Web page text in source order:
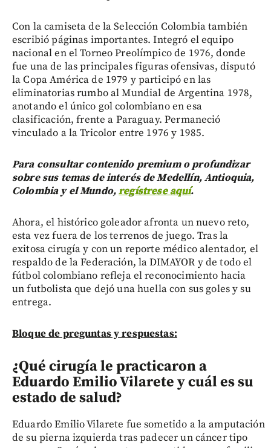
Con la camiseta de la Selección Colombia también
escribió páginas importantes. Integró el equipo
nacional en el Torneo Preolímpico de 1976, donde
fue una de las principales figuras ofensivas, disputó
la Copa América de 1979 y participó en las
eliminatorias rumbo al Mundial de Argentina 1978,
anotando el único gol colombiano en esa
clasificación, frente a Paraguay. Permaneció
vinculado a la Tricolor entre 1976 y 1985.
Para consultar contenido premium o profundizar
sobre sus temas de interés de Medellín, Antioquia,
Colombia y el Mundo,regístrese aquí.
Ahora, el histórico goleador afronta un nuevo reto,
esta vez fuera de los terrenos de juego. Tras la
exitosa cirugía y con un reporte médico alentador, el
respaldo de la Federación, la DIMAYOR y de todo el
fútbol colombiano refleja el reconocimiento hacia
un futbolista que dejó una huella con sus goles y su
entrega.
Bloque de preguntas y respuestas:
¿Qué cirugía le practicaron a
Eduardo Emilio Vilarete y cuál es su
estado de salud?
Eduardo Emilio Vilarete fue sometido a la amputación
de su pierna izquierda tras padecer un cáncer tipo